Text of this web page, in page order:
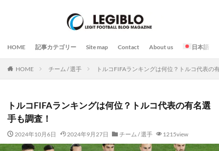
HOME 記事カテゴリー Site map Contact About us 日本語
HOME チーム / 選手 トルコFIFAランキングは何位？トルコ代表の
トルコFIFAランキングは何位？トルコ代表の有名選
手も調査！
2024年10月6日 2024年9月27日 チーム / 選手 1215view